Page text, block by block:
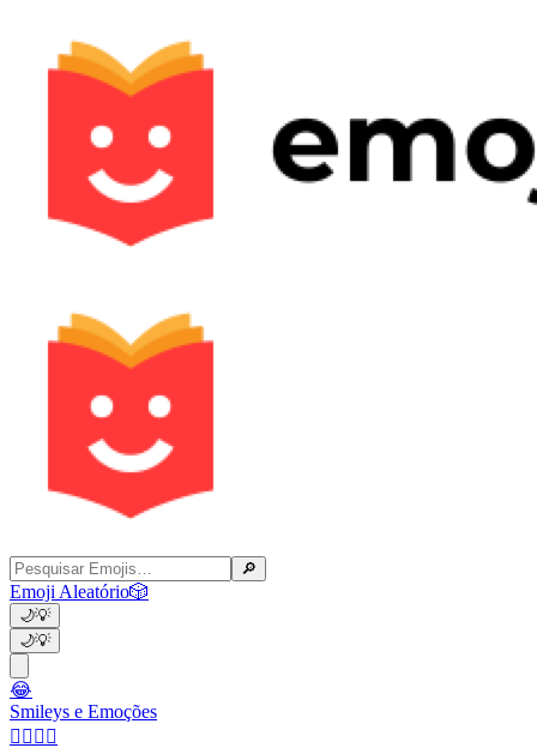
🔎
Emoji Aleatório🎲
🌙💡
🌙💡
😂
Smileys e Emoções
👩‍❤️‍💋‍👨